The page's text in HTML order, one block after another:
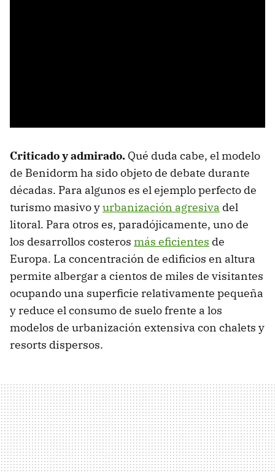
Criticado y admirado. Qué duda cabe, el modelo
de Benidorm ha sido objeto de debate durante
décadas. Para algunos es el ejemplo perfecto de
turismo masivo yurbanización agresiva del
litoral. Para otros es, paradójicamente, uno de
los desarrollos costeros más eficientes de
Europa. La concentración de edificios en altura
permite albergar a cientos de miles de visitantes
ocupando una superficie relativamente pequeña
y reduce el consumo de suelo frente a los
modelos de urbanización extensiva con chalets y
resorts dispersos.